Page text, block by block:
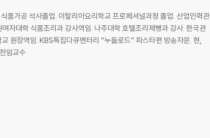
품가공 석사졸업. 이탈리아요리학교 프로페셔널과정 졸업. 산업인력관
자대학 식품조리과 강사역임. 나주대학 호텔조리제빵과 강사. 한국관
원장역임. KBS특집다큐멘터리 “누들로드” 파스타편 방송자문. 현,
임교수